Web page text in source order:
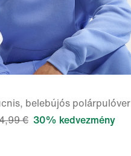
belebújós polárpulóver
€ 30% kedvezmény